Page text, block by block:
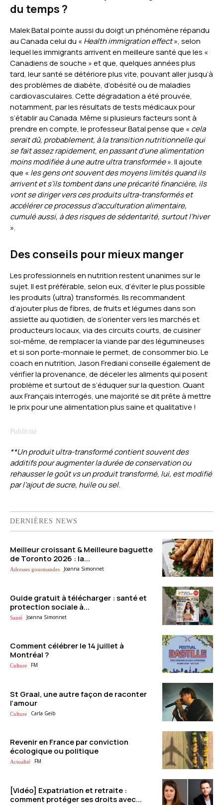
du temps ?
Malek Batal pointe aussi du doigt un phénomène répandu
au Canada celui du « Health immigration effect», selon
lequel les immigrants arrivent en meilleure santé que les «
Canadiens de souche » et que, quelques années plus
tard, leur santé se détériore plus vite, pouvant aller jusqu’à
des problèmes de diabète, d’obésité ou de maladies
cardiovasculaires. Cette dégradation a été prouvée,
notamment, par les résultats de tests médicaux pour
s’établir au Canada. Même si plusieurs facteurs sont à
prendre en compte, le professeur Batal pense que « cela
serait dû, probablement, à la transition nutritionnelle qui
se fait assez rapidement, en passant d’une alimentation
moins modifiée à une autre ultra transformée». Il ajoute
que « les gens ont souvent des moyens limités quand ils
arrivent et s’ils tombent dans une précarité financière, ils
vont se diriger vers ces produits ultra-transformés et
accélérer ce processus d’acculturation alimentaire,
cumulé aussi, à des risques de sédentarité, surtout l’hiver
».
Des conseils pour mieux manger
Les professionnels en nutrition restent unanimes sur le
sujet. Il est préférable, selon eux, d’éviter le plus possible
les produits (ultra) transformés. Ils recommandent
d’ajouter plus de fibres, de fruits et légumes dans son
assiette au quotidien, de s’orienter vers les marchés et
producteurs locaux, via des circuits courts, de cuisiner
soi-même, de remplacer la viande par des légumineuses
et si son porte-monnaie le permet, de consommer bio. Le
coach en nutrition, Jason Frediani conseille également de
vérifier la provenance, de déceler les aliments qui posent
problème et surtout de s’éduquer sur la question. Quant
aux Français interrogés, une majorité se dit prête à mettre
le prix pour une alimentation plus saine et qualitative !
**Un produit ultra-transformé contient souvent des
additifs pour augmenter la durée de conservation ou
rehausser le goût vs un produit transformé, lui, est modifié
par l’ajout de sucre, huile ou sel.
DERNIÈRES NEWS
Meilleur croissant & Meilleure baguette
de Toronto 2026 : la...
Adresses gourmandes Joanna Simonnet
Guide gratuit à télécharger : santé et
protection sociale à...
Santé Joanna Simonnet
Comment célébrer le 14 juillet à
Montréal ?
Culture FM
St Graal, une autre façon de raconter
l’amour
Culture Carla Geib
Revenir en France par conviction
écologique ou politique
Actualité FM
[Vidéo] Expatriation et retraite :
comment protéger ses droits avec...